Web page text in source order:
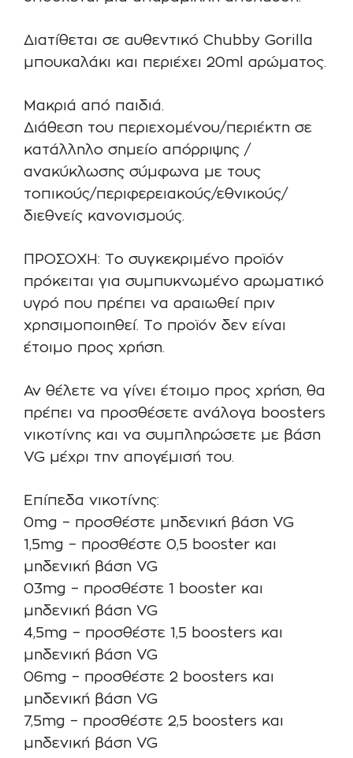
Διατίθεται σε αυθεντικό Chubby Gorilla
μπουκαλάκι και περιέχει 20ml αρώματος.
Μακριά από παιδιά.
Διάθεση του περιεχομένου/περιέκτη σε
κατάλληλο σημείο απόρριψης /
ανακύκλωσης σύμφωνα με τους
τοπικούς/περιφερειακούς/εθνικούς/
διεθνείς κανονισμούς.
ΠΡΟΣΟΧΗ: Το συγκεκριμένο προϊόν
πρόκειται για συμπυκνωμένο αρωματικό
υγρό που πρέπει να αραιωθεί πριν
χρησιμοποιηθεί. Το προϊόν δεν είναι
έτοιμο προς χρήση.
Αν θέλετε να γίνει έτοιμο προς χρήση, θα
πρέπει να προσθέσετε ανάλογα boosters
νικοτίνης και να συμπληρώσετε με βάση
VG μέχρι την απογέμισή του.
Επίπεδα νικοτίνης:
0mg – προσθέστε μηδενική βάση VG
1,5mg – προσθέστε 0,5 booster και
μηδενική βάση VG
03mg – προσθέστε 1 booster και
μηδενική βάση VG
4,5mg – προσθέστε 1,5 boosters και
μηδενική βάση VG
06mg – προσθέστε 2 boosters και
μηδενική βάση VG
7,5mg – προσθέστε 2,5 boosters και
μηδενική βάση VG